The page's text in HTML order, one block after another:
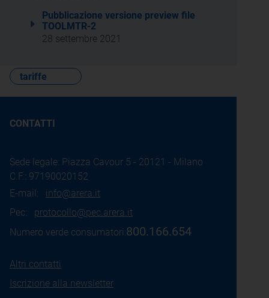
Pubblicazione versione preview file
TOOLMTR-2
28 settembre 2021
tariffe
CONTATTI
Sede legale: Piazza Cavour 5 - 20121 - Milano
C.F.: 97190020152
E-mail: info@arera.it
Pec: protocollo@pec.arera.it
Numero verde consumatori:800.166.654
Altri contatti
Iscrizione alla newsletter